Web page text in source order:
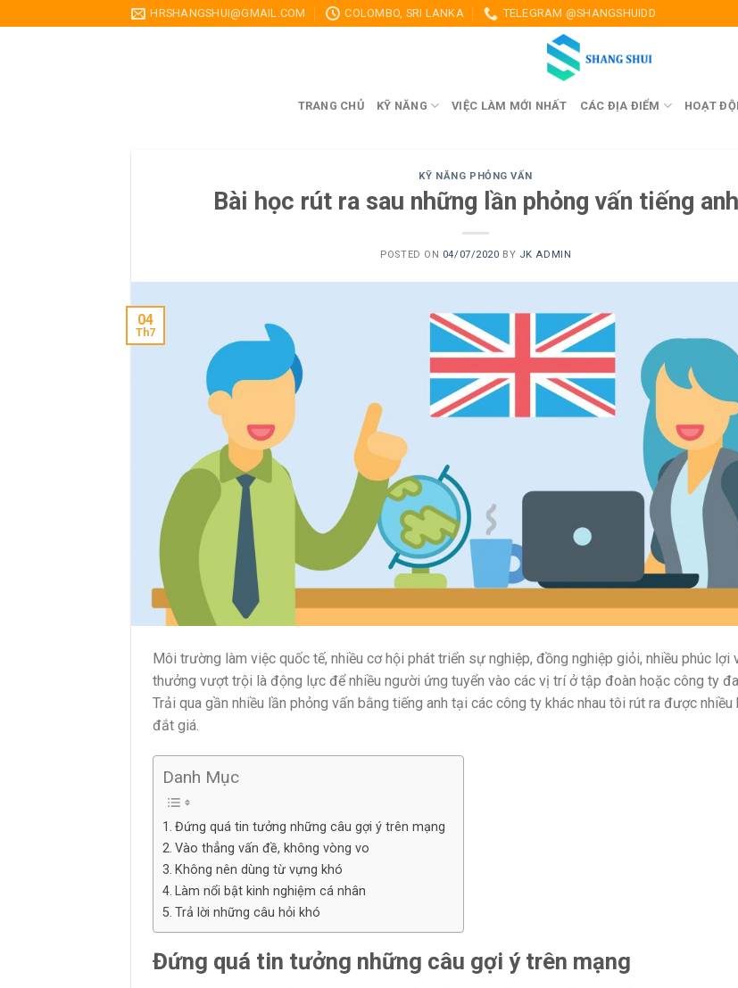
to
HRSHANGSHUI@GMAIL.COM COLOMBO, SRI LANKA TELEGRAM @SHANGSHUIDD
TRANG CHỦ KỸ NĂNG VIỆC LÀM MỚI NHẤT CÁC ĐỊA ĐIỂM HOẠT
KỸ NĂNG PHỎNG VẤN
Bài học rút ra sau những lần phỏng vấn tiếng anh
POSTED ON 04/07/2020 BY JK ADMIN
04
Th7
Môi trường làm việc quốc tế, nhiều cơ hội phát triển sự nghiệp, đồng nghiệp giỏi, nhiều phúc lợi
thưởng vượt trội là động lực để nhiều người ứng tuyển vào các vị trí ở tập đoàn hoặc công ty
Trải qua gần nhiều lần phỏng vấn bằng tiếng anh tại các công ty khác nhau tôi rút ra được nhiều
đắt giá.
Danh Mục
Đứng quá tin tưởng những câu gợi ý trên mạng
Vào thẳng vấn đề, không vòng vo
Không nên dùng từ vựng khó
Làm nổi bật kinh nghiệm cá nhân
Trả lời những câu hỏi khó
Đứng quá tin tưởng những câu gợi ý trên mạng